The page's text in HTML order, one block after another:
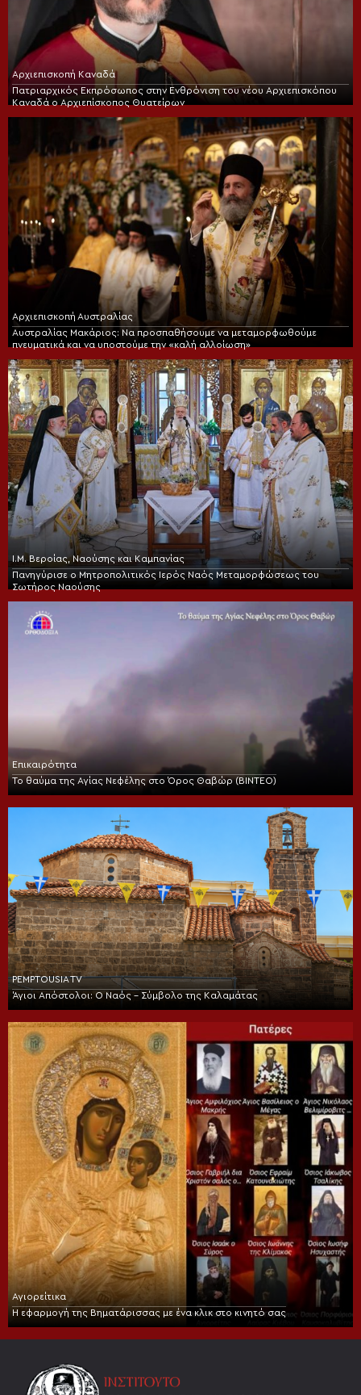
Αρχιεπισκοπή Καναδά
Πατριαρχικός Εκπρόσωπος στην Ενθρόνιση του νέου Αρχιεπισκόπου
Καναδά ο Αρχιεπίσκοπος Θυατείρων
Αρχιεπισκοπή Αυστραλίας
Αυστραλίας Μακάριος: Να προσπαθήσουμε να μεταμορφωθούμε
πνευματικά και να υποστούμε την «καλή αλλοίωση»
Ι.Μ. Βεροίας, Ναούσης και Καμπανίας
Πανηγύρισε ο Μητροπολιτικός Ιερός Ναός Μεταμορφώσεως του
Σωτήρος Ναούσης
Επικαιρότητα
Το θαύμα της Αγίας Νεφέλης στο Όρος Θαβώρ (ΒΙΝΤΕΟ)
PEMPTOUSIA TV
Άγιοι Απόστολοι: Ο Ναός – Σύμβολο της Καλαμάτας
Αγιορείτικα
Η εφαρμογή της Βηματάρισσας με ένα κλικ στο κινητό σας